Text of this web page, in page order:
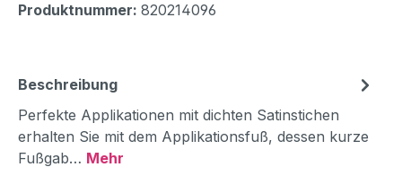
Produktnummer: 820214096
Beschreibung
Perfekte Applikationen mit dichten Satinstichen
erhalten Sie mit dem Applikationsfuß, dessen kurze
Fußgab… Mehr